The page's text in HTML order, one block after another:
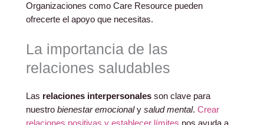
Organizaciones como Care Resource pueden
ofrecerte el apoyo que necesitas.
La importancia de las
relaciones saludables
Las relaciones interpersonales son clave para
nuestro bienestar emocionaly salud mental. Crear